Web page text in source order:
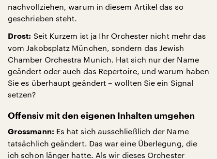
nachvollziehen, warum in diesem Artikel das so
geschrieben steht.
Drost: Seit Kurzem ist ja Ihr Orchester nicht mehr das
vom Jakobsplatz München, sondern das Jewish
Chamber Orchestra Munich. Hat sich nur der Name
geändert oder auch das Repertoire, und warum haben
Sie es überhaupt geändert – wollten Sie ein Signal
setzen?
Offensiv mit den eigenen Inhalten umgehen
Grossmann: Es hat sich ausschließlich der Name
tatsächlich geändert. Das war eine Überlegung, die
ich schon länger hatte. Als wir dieses Orchester